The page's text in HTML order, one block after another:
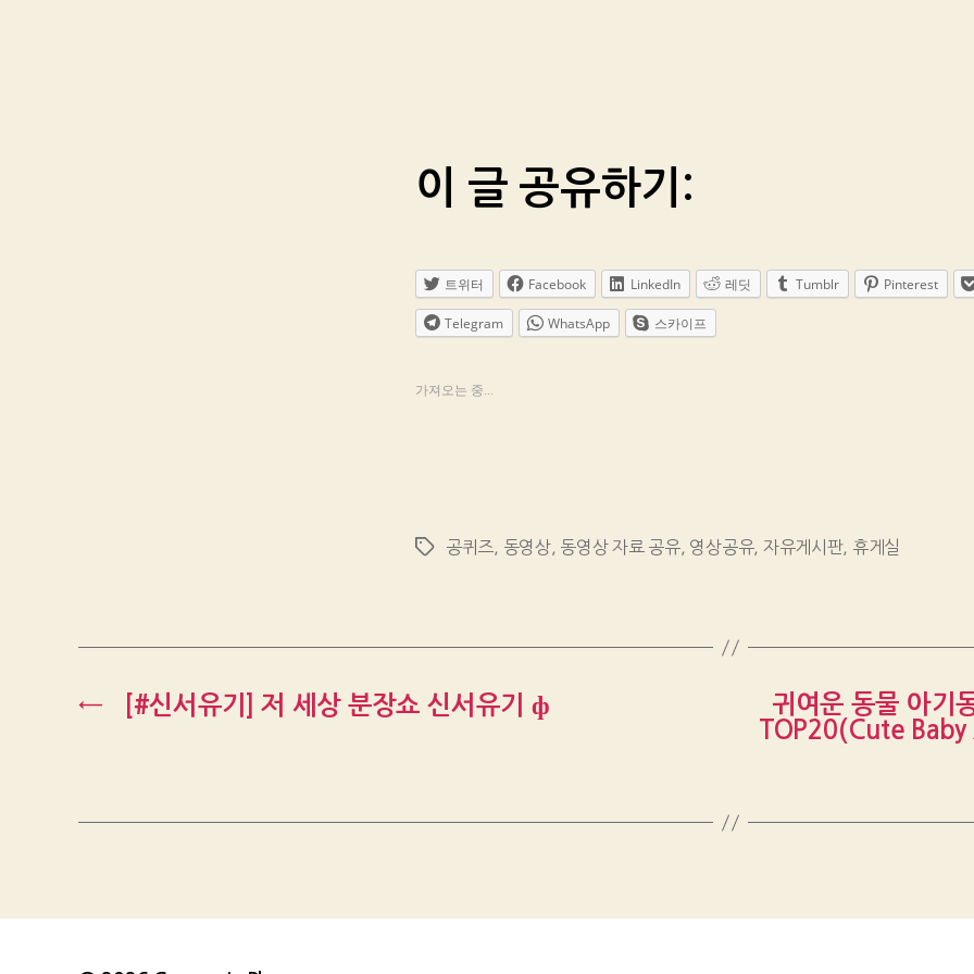
이 글 공유하기:
트위터 Facebook LinkedIn 레딧 Tumblr Pinterest
Telegram WhatsApp 스카이프
가져오는 중...
Tags공퀴즈, 동영상, 동영상 자료 공유, 영상공유, 자유게시판, 휴게실
← [#신서유기] 저 세상 분장쇼 신서유기 ф
귀여운 동물 아기
TOP20(Cute